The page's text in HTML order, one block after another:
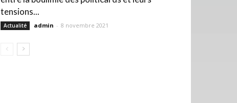
tensions...
Actualité admin - 8 novembre 2021